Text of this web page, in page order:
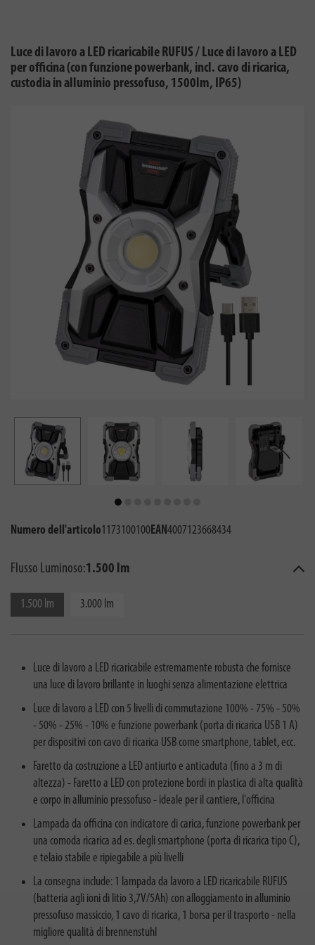
Luce di lavoro a LED ricaricabile RUFUS / Luce di lavoro a LED
per officina (con funzione powerbank, incl. cavo di ricarica,
custodia in alluminio pressofuso, 1500lm, IP65)
Numero dell'articolo1173100100EAN4007123668434
Flusso Luminoso:1.500 lm
1.500 lm 3.000 lm
Luce di lavoro a LED ricaricabile estremamente robusta che fornisce
una luce di lavoro brillante in luoghi senza alimentazione elettrica
Luce di lavoro a LED con 5 livelli di commutazione 100% - 75% - 50%
- 50% - 25% - 10% e funzione powerbank (porta di ricarica USB 1 A)
per dispositivi con cavo di ricarica USB come smartphone, tablet, ecc.
Faretto da costruzione a LED antiurto e anticaduta (fino a 3 m di
altezza) - Faretto a LED con protezione bordi in plastica di alta qualità
e corpo in alluminio pressofuso - ideale per il cantiere, l'officina
Lampada da officina con indicatore di carica, funzione powerbank per
una comoda ricarica ad es. degli smartphone (porta di ricarica tipo C),
e telaio stabile e ripiegabile a più livelli
La consegna include: 1 lampada da lavoro a LED ricaricabile RUFUS
(batteria agli ioni di litio 3,7V/5Ah) con alloggiamento in alluminio
pressofuso massiccio, 1 cavo di ricarica, 1 borsa per il trasporto - nella
migliore qualità di brennenstuhl